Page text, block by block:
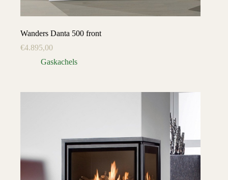
Wanders Danta 500 front
€4.895,00
Gaskachels